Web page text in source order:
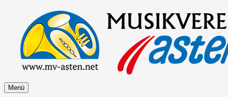
springen
Musikverein Asten
Menü Zum
Inhalt